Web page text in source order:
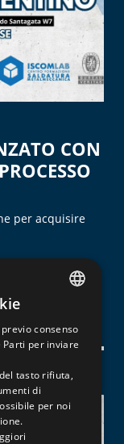
CON
per acquisire
In partenza
ENGLISH
consenso
per inviare
tasto rifiuta,
di
per noi